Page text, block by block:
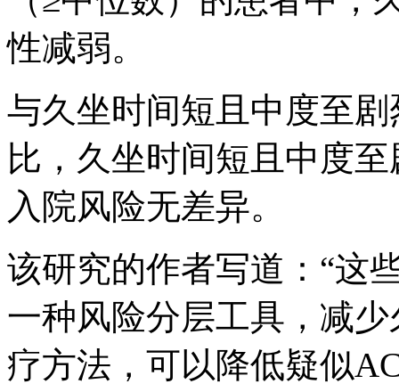
性减弱。
与久坐时间短且中度至
比，久坐时间短且中度
入院风险无差异。
该研究的作者写道：“这
一种风险分层工具，减
疗方法，可以降低疑似